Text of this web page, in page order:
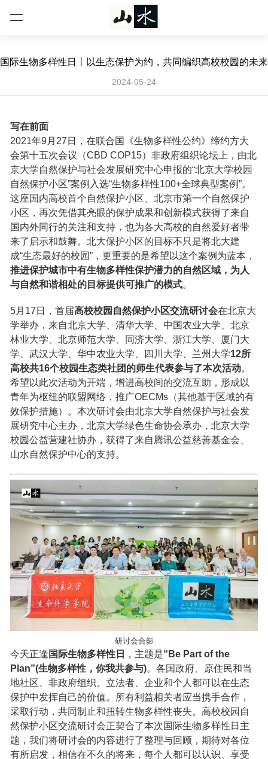
国际生物多样性日丨以生态保护为约，共同编织高校校园的未来
2024-05-24
写在前面
2021年9月27日，在联合国《生物多样性公约》缔约方大
会第十五次会议（CBD COP15）非政府组织论坛上，由北
京大学自然保护与社会发展研究中心申报的“北京大学校园
自然保护小区”案例入选“生物多样性100+全球典型案例”。
这座国内高校首个自然保护小区、北京市第一个自然保护
小区，再次凭借其亮眼的保护成果和创新模式获得了来自
国内外同行的关注和支持，也为各大高校的自然爱好者带
来了启示和鼓舞。北大保护小区的目标不只是将北大建
成“生态最好的校园”，更重要的是希望以这个案例为蓝本，
推进保护城市中有生物多样性保护潜力的自然区域，为人
与自然和谐相处的目标提供可推广的模式。
5月17日，首届高校校园自然保护小区交流研讨会在北京大
学举办，来自北京大学、清华大学、中国农业大学、北京
林业大学、北京师范大学、同济大学、浙江大学、厦门大
学、武汉大学、华中农业大学、四川大学、兰州大学12所
高校共16个校园生态类社团的师生代表参与了本次活动。
希望以此次活动为开端，增进高校间的交流互助，形成以
青年为枢纽的联盟网络，推广OECMs（其他基于区域的有
效保护措施）。本次研讨会由北京大学自然保护与社会发
展研究中心主办，北京大学绿色生命协会承办，北京大学
校园公益营建社协办，获得了来自腾讯公益慈善基金会、
山水自然保护中心的支持。
研讨会合影
今天正逢 国际生物多样性日 ，主题是“Be Part of the
Plan”(生物多样性，你我共参与)。各国政府、原住民和当
地社区、非政府组织、立法者、企业和个人都可以在生态
保护中发挥自己的价值。所有利益相关者应当携手合作，
采取行动，共同制止和扭转生物多样性丧失。高校校园自
然保护小区交流研讨会正契合了本次国际生物多样性日主
题，我们将研讨会的内容进行了整理与回顾，期待对各位
有所启发，相信在不久的将来，每个人都可以认识、享受